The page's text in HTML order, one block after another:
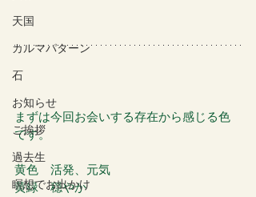
天国
カルマパターン
石
お知らせ
ご挨拶
過去生
瞑想でお出かけ
まずは今回お会いする存在から感じる色
です。
黄色　活発、元気
黄緑　穏やか